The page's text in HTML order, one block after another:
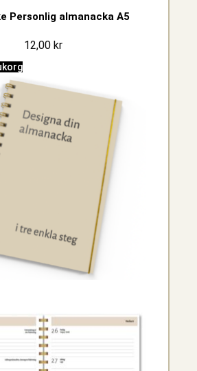
Personlig almanacka A5
12,00 kr